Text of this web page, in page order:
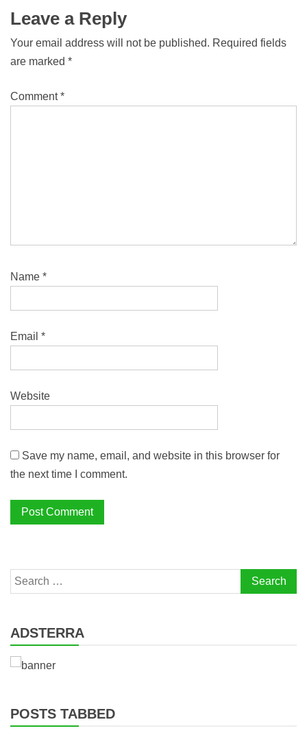
Leave a Reply
Your email address will not be published. Required fields
are marked *
Comment*
Name *
Email *
Website
Save my name, email, and website in this browser for
the next time I comment.
Search
for:
ADSTERRA
POSTS TABBED